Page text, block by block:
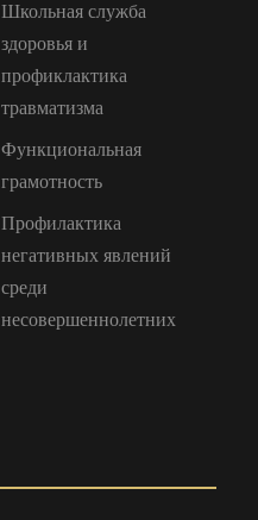
Школьная служба
здоровья и
профиклактика
травматизма
Функциональная
грамотность
Профилактика
негативных явлений
среди
несовершеннолетних